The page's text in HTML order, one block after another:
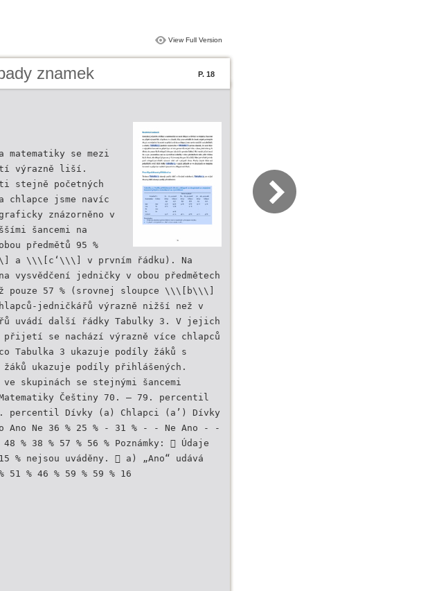
View Full Version
znamek
P. 18
matematiky se mezi
výrazně liší.
stejně početných
jsme navíc
znázorněno v
šancemi na
předmětů 95 %
a \\\[c‘\\\] v prvním řádku). Na
jedničky v obou předmětech
57 % (srovnej sloupce \\\[b\\\]
jedničkářů výrazně nižší než v
uvádí další řádky Tabulky 3. V jejich
přijetí se nachází výrazně více chlapců
Tabulka 3 ukazuje podíly žáků s
žáků ukazuje podíly přihlášených.
skupinách se stejnými šancemi
Češtiny 70. – 79. percentil
Dívky (a) Chlapci (a’) Dívky
Ne 36 % 25 % - 31 % - - Ne Ano - -
38 % 57 % 56 % Poznámky:  Údaje
% nejsou uváděny.  a) „Ano“ udává
% 46 % 59 % 59 % 16